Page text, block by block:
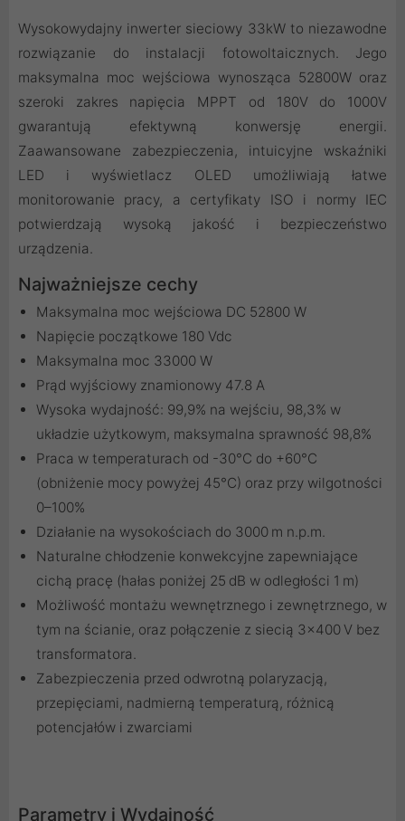
Wysokowydajny inwerter sieciowy 33kW to niezawodne
rozwiązanie do instalacji fotowoltaicznych. Jego
maksymalna moc wejściowa wynosząca 52800W oraz
szeroki zakres napięcia MPPT od 180V do 1000V
gwarantują efektywną konwersję energii.
Zaawansowane zabezpieczenia, intuicyjne wskaźniki
LED i wyświetlacz OLED umożliwiają łatwe
monitorowanie pracy, a certyfikaty ISO i normy IEC
potwierdzają wysoką jakość i bezpieczeństwo
urządzenia.
Najważniejsze cechy
Maksymalna moc wejściowa DC 52800 W
Napięcie początkowe 180 Vdc
Maksymalna moc 33000 W
Prąd wyjściowy znamionowy 47.8 A
Wysoka wydajność: 99,9% na wejściu, 98,3% w
układzie użytkowym, maksymalna sprawność 98,8%
Praca w temperaturach od -30°C do +60°C
(obniżenie mocy powyżej 45°C) oraz przy wilgotności
0–100%
Działanie na wysokościach do 3000 m n.p.m.
Naturalne chłodzenie konwekcyjne zapewniające
cichą pracę (hałas poniżej 25 dB w odległości 1 m)
Możliwość montażu wewnętrznego i zewnętrznego, w
tym na ścianie, oraz połączenie z siecią 3x400 V bez
transformatora.
Zabezpieczenia przed odwrotną polaryzacją,
przepięciami, nadmierną temperaturą, różnicą
potencjałów i zwarciami
Parametry i Wydajność